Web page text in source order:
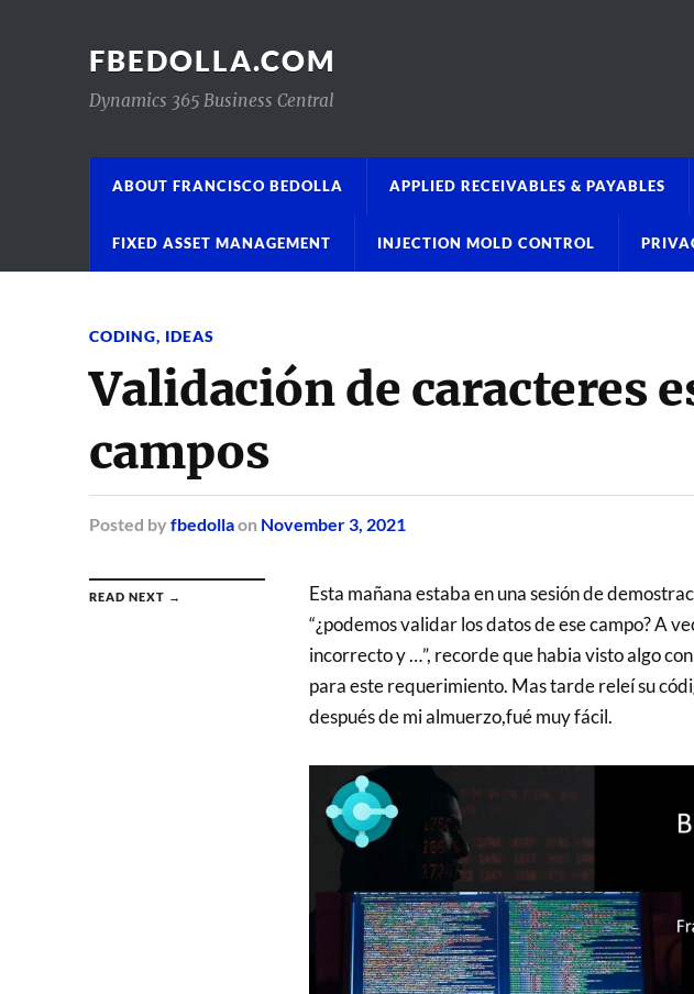
FBEDOLLA.COM
Dynamics 365 Business Central
ABOUT FRANCISCO BEDOLLA APPLIED RECEIVABLES & PAYABLES
FIXED ASSET MANAGEMENT INJECTION MOLD CONTROL
CODING, IDEAS
Validación de caracteres
campos
Posted by fbedollaon November 3, 2021
READ NEXT →
Esta mañana estaba en una sesión de
“¿podemos validar los datos de ese campo? A
incorrecto y …”, recorde que habia visto algo con
para este requerimiento. Mas tarde releí su
después de mi almuerzo,fué muy fácil.